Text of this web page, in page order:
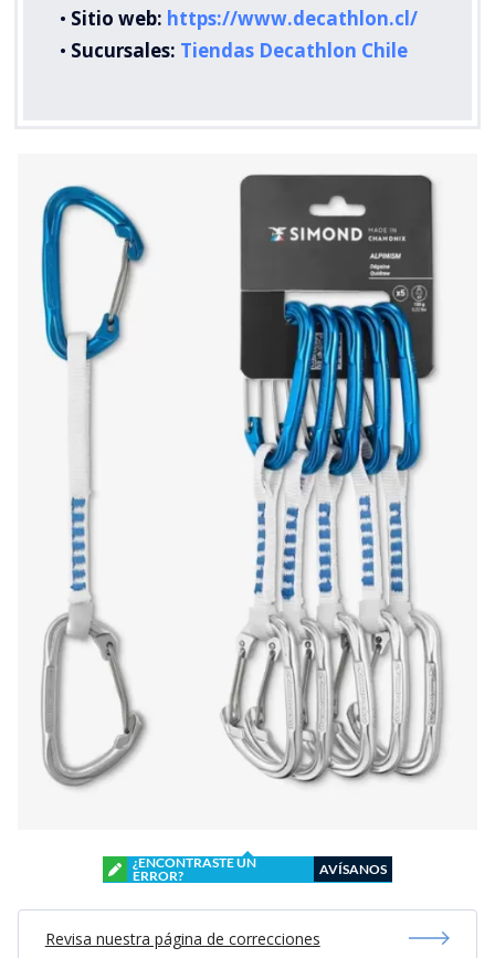
• Sitio web: https://www.decathlon.cl/
• Sucursales: Tiendas Decathlon Chile
¿ENCONTRASTE UN
ERROR?
AVÍSANOS
Revisa nuestra página de correcciones